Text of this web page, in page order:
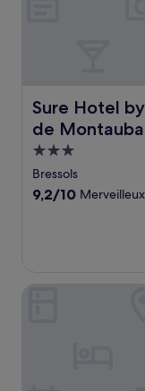
Sure Hotel
de
Sure Hotel by
Hébergement
3.0 étoiles
Bressols
9.2
9,2/10 Merveilleux